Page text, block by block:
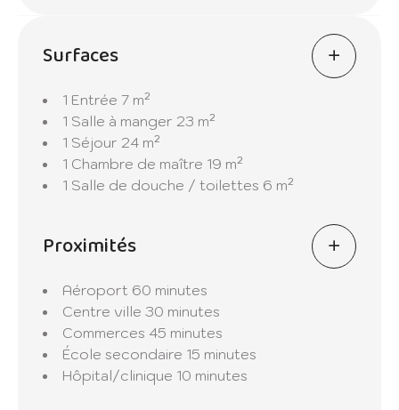
luxe où chaque détail a été soigneusement
pensé pour votre confort et votre bien-être.
Surfaces
1 Entrée 7 m²
1 Salle à manger 23 m²
1 Séjour 24 m²
1 Chambre de maître 19 m²
1 Salle de douche / toilettes 6 m²
Proximités
Aéroport 60 minutes
Centre ville 30 minutes
Commerces 45 minutes
École secondaire 15 minutes
Hôpital/clinique 10 minutes